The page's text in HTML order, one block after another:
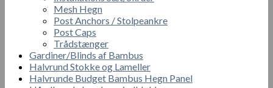
Mesh Hegn
Post Anchors / Stolpeankre
Post Caps
Trådstænger
Gardiner/Blinds af Bambus
Halvrund Stokke og Lameller
Halvrunde Budget Bambus Hegn Panel